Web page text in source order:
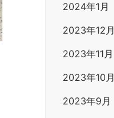
2024年1月
2023年12月
2023年11月
2023年10月
2023年9月